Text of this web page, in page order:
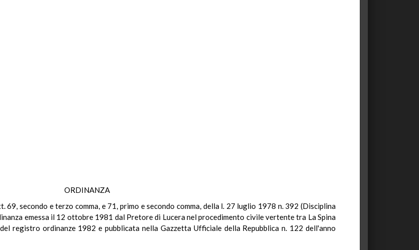
ORDINANZA
secondo e terzo comma, e 71, primo e secondo comma, della l. 27 luglio 1978 n. 392 (Disciplina
emessa il 12 ottobre 1981 dal Pretore di Lucera nel procedimento civile vertente tra La Spina
registro ordinanze 1982 e pubblicata nella Gazzetta Ufficiale della Repubblica n. 122 dell'anno